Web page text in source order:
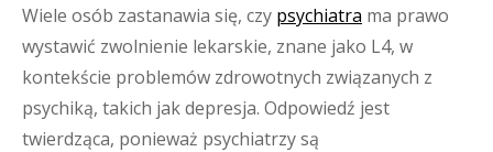
Wiele osób zastanawia się, czy psychiatra ma prawo
wystawić zwolnienie lekarskie, znane jako L4, w
kontekście problemów zdrowotnych związanych z
psychiką, takich jak depresja. Odpowiedź jest
twierdząca, ponieważ psychiatrzy są